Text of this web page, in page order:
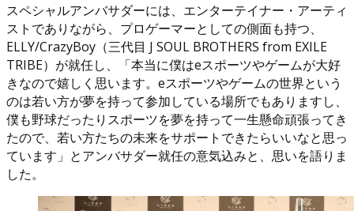
スペシャルアンバサダーには、エンターテイナー・アーティ
ストでありながら、プロゲーマーとしての側面も持つ、
ELLY/CrazyBoy（三代目 J SOUL BROTHERS from EXILE
TRIBE）が就任し、「本当に僕はeスポーツやゲームが大好
きなので嬉しく思います。eスポーツやゲームの世界という
のは若い方が夢を持って参加している場所でもありますし、
僕も野球だったりスポーツを夢を持って一生懸命頑張ってき
たので、若い方たちの未来をサポートできたらいいなと思っ
ています」とアンバサダー就任の意気込みと、思いを語りま
した。